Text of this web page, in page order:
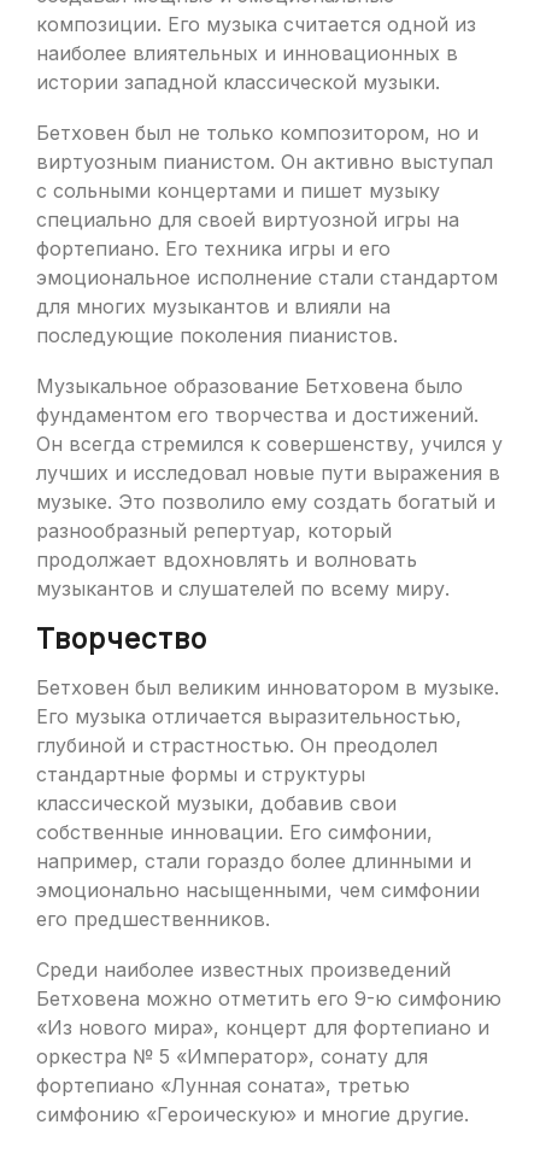
композиции. Его музыка считается одной из
наиболее влиятельных и инновационных в
истории западной классической музыки.
Бетховен был не только композитором, но и
виртуозным пианистом. Он активно выступал
с сольными концертами и пишет музыку
специально для своей виртуозной игры на
фортепиано. Его техника игры и его
эмоциональное исполнение стали стандартом
для многих музыкантов и влияли на
последующие поколения пианистов.
Музыкальное образование Бетховена было
фундаментом его творчества и достижений.
Он всегда стремился к совершенству, учился у
лучших и исследовал новые пути выражения в
музыке. Это позволило ему создать богатый и
разнообразный репертуар, который
продолжает вдохновлять и волновать
музыкантов и слушателей по всему миру.
Творчество
Бетховен был великим инноватором в музыке.
Его музыка отличается выразительностью,
глубиной и страстностью. Он преодолел
стандартные формы и структуры
классической музыки, добавив свои
собственные инновации. Его симфонии,
например, стали гораздо более длинными и
эмоционально насыщенными, чем симфонии
его предшественников.
Среди наиболее известных произведений
Бетховена можно отметить его 9-ю симфонию
«Из нового мира», концерт для фортепиано и
оркестра № 5 «Император», сонату для
фортепиано «Лунная соната», третью
симфонию «Героическую» и многие другие.